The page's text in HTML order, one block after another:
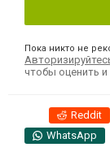
Пока никто не
чтобы оценить
Reddit
WhatsApp